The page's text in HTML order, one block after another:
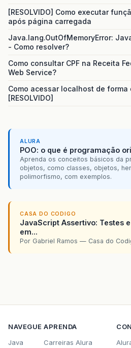
[RESOLVIDO] Como executar
após página carregada
Java.lang.OutOfMemoryError:
- Como resolver?
Como consultar CPF na Receita
Web Service?
Como acessar localhost de forma
[RESOLVIDO]
ALURA
POO: o que é programação
Aprenda os conceitos básicos da
objetos, como classes, objetos,
polimorfismo, com exemplos.
CASA DO CODIGO
JavaScript Assertivo: Testes
em...
Por Gabriel Ramos — Casa do
NAVEGUE
Java
APRENDA
Carreiras Alura